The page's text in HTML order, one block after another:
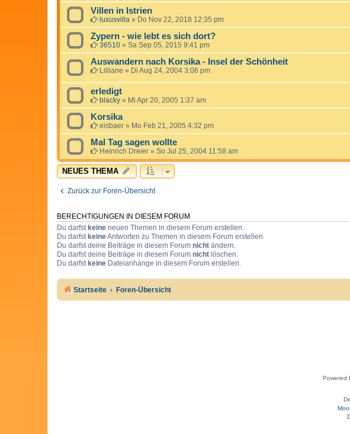
Villen in Istrien
luxusvilla » Do Nov 22, 2018 12:35 pm
Zypern - wie lebt es sich dort?
36510 » Sa Sep 05, 2015 9:41 pm
Auswandern nach Korsika - Insel der Schönheit
Lilliane » Di Aug 24, 2004 3:06 pm
erledigt
blacky » Mi Apr 20, 2005 1:37 am
Korsika
eisbaer » Mo Feb 21, 2005 4:32 pm
Mal Tag sagen wollte
Heinrich Dreier » So Jul 25, 2004 11:58 am
NEUES THEMA
Zurück zur Foren-Übersicht
BERECHTIGUNGEN IN DIESEM FORUM
Du darfstkeine neuen Themen in diesem Forum erstellen.
Du darfstkeineAntworten zu Themen in diesem Forum erstellen.
Du darfst deine Beiträge in diesem Forum nicht ändern.
Du darfst deine Beiträge in diesem Forum nicht löschen.
Du darfstkeine Dateianhänge in diesem Forum erstellen.
Startseite Foren-Übersicht
Powered